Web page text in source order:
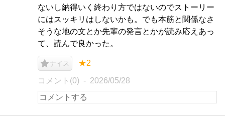
ないし納得いく終わり方ではないのでストーリー
にはスッキリはしないかも。でも本筋と関係なさ
そうな地の文とか先輩の発言とかが読み応えあっ
て、読んで良かった。
ナイス ★2
コメント(0) 2026/05/28